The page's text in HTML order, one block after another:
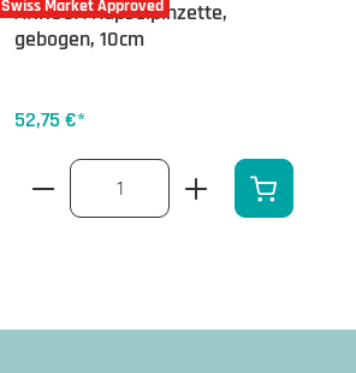
Wert ein oder benutze
Swiss Market Approved
ARRUGA Kapselpinzette,
gebogen, 10cm
52,75 €*
Produkt Anzahl: Gib den